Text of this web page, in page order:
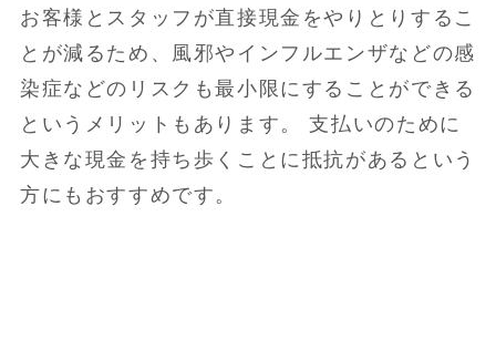
お客様とスタッフが直接現金をやりとりするこ
とが減るため、風邪やインフルエンザなどの感
染症などのリスクも最小限にすることができる
というメリットもあります。 支払いのために
大きな現金を持ち歩くことに抵抗があるという
方にもおすすめです。